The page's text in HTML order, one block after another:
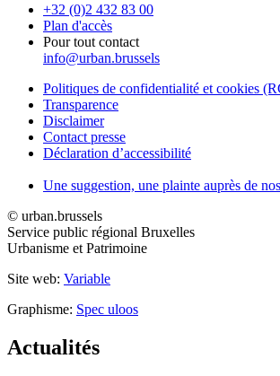
+32 (0)2 432 83 00
Plan d'accès
Pour tout contact
info@urban.brussels
Politiques de confidentialité et cookies
Transparence
Disclaimer
Contact presse
Déclaration d’accessibilité
Une suggestion, une plainte auprès de
© urban.brussels
Service public régional Bruxelles
Urbanisme et Patrimoine
Site web: Variable
Graphisme: Spec uloos
Actualités